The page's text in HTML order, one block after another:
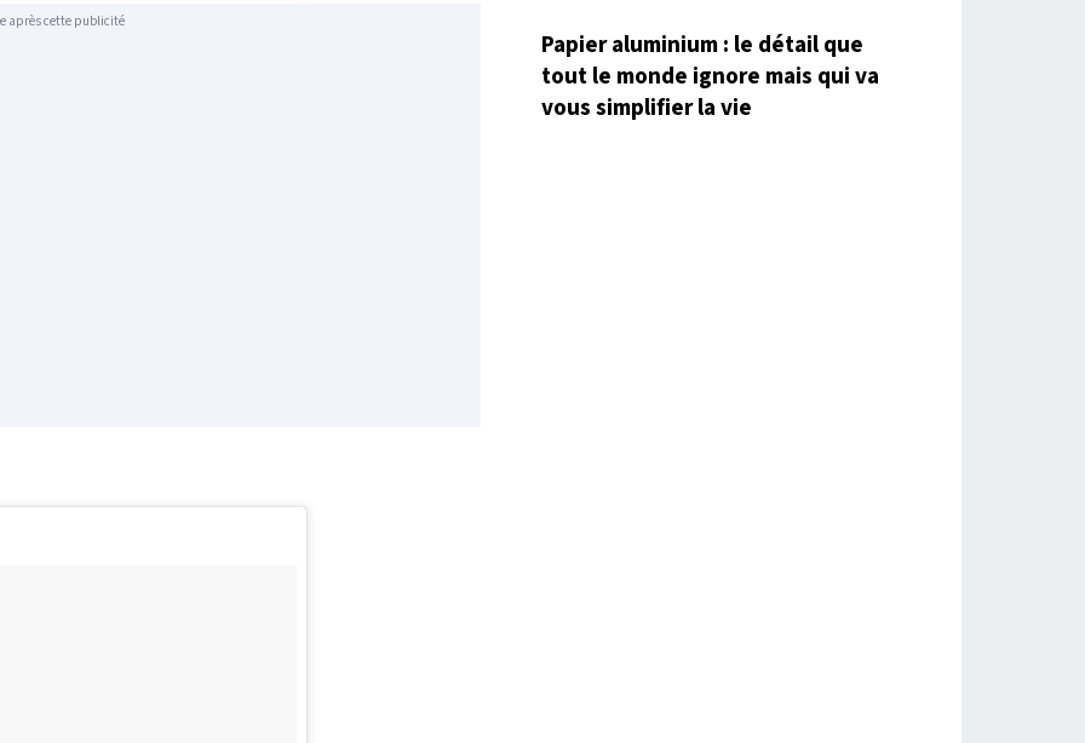
après cette publicité
Papier aluminium : le détail que
tout le monde ignore mais qui va
vous simplifier la vie